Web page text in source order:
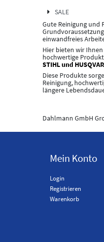
SALE
Gute Reinigung und
einwandfreies
Hier bieten wir
hochwertige
STIHL und
Diese Produkte
Reinigung,
längere
Dahlmann GmbH
Mein Konto
Login
Registrieren
Warenkorb